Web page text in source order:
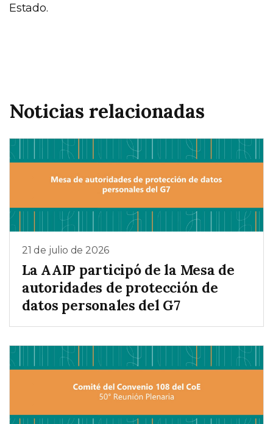
Estado.
Noticias relacionadas
21 de julio de 2026
La AAIP participó de la Mesa de
autoridades de protección de
datos personales del G7